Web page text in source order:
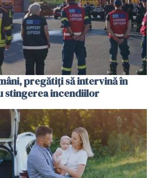
pregătiţi să intervină în
stingerea incendiilor